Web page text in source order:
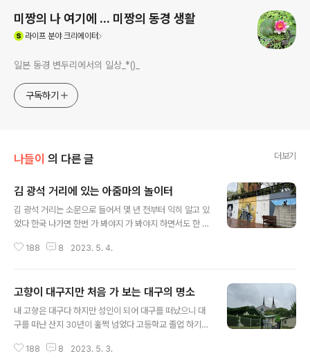
미짱의 나 여기에 ... 미짱의 동경 생활
라이프분야 크리에이터
일본 동경 변두리에서의 일상_*()_
구독하기
나들이 의 다른 글 더보기
김 광석 거리에 있는 아줌마의 놀이터
김 광석 거리는 소문으로 들어서 몇 년 전부터 익히 알고 있
었다 한국 나가면 한번 가 봐야지 가 봐야지 하면서도 한 번
서 굳이 가지 않겠지만 내 고향이 대구인데 대구에 있다는
찍 서문 시장 들렸다가 난생 처음으로 청라 언덕까지 가 보
고 점심때쯤 해서 김 광석 거리에 도착을 했다 추적 추적 비
가 내리던 화요일 여기에서 언니를 만나기로 했다 내가 한
부모님 집으로 출근을 했다 그리고 내가 한국을 떠나오는
188 8 2023. 5. 4.
고향이 대구지만 처음 가 보는 대구의 명소
내 고향은 대구다 하지만 성인이 되어 대구를 떠났으니 대
구를 떠난 산지 30년이 훌쩍 넘었다 고등학교 졸업 하기
로에 나가거나 동아 백화점 근처에 있었던 교동시장에서
188 8 2023. 5. 3.